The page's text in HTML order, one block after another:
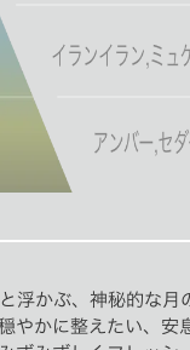
浮かぶ、神秘的な月
やかに整えたい、安